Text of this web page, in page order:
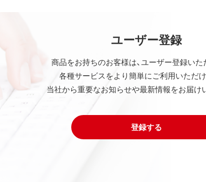
ユーザー登録
商品をお持ちのお客様は、ユーザー登録い
各種サービスをより簡単にご利用いただけ
当社から重要なお知らせや最新情報をお届け
登録する